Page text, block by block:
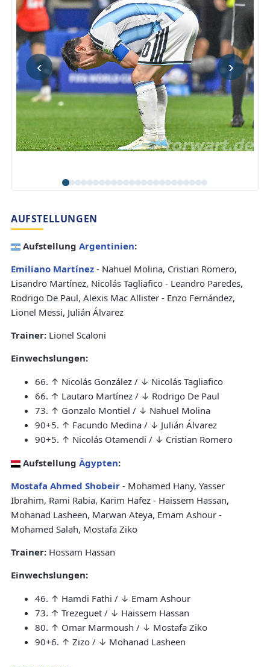
‹ ›
AUFSTELLUNGEN
Aufstellung Argentinien:
Emiliano Martínez - Nahuel Molina, Cristian Romero,
Lisandro Martínez, Nicolás Tagliafico - Leandro Paredes,
Rodrigo De Paul, Alexis Mac Allister - Enzo Fernández,
Lionel Messi, Julián Álvarez
Trainer: Lionel Scaloni
Einwechslungen:
66. ↑ Nicolás González / ↓ Nicolás Tagliafico
66. ↑ Lautaro Martínez / ↓ Rodrigo De Paul
73. ↑ Gonzalo Montiel / ↓ Nahuel Molina
90+5. ↑ Facundo Medina / ↓ Julián Álvarez
90+5. ↑ Nicolás Otamendi / ↓ Cristian Romero
Aufstellung Ägypten:
Mostafa Ahmed Shobeir - Mohamed Hany, Yasser
Ibrahim, Rami Rabia, Karim Hafez - Haissem Hassan,
Mohanad Lasheen, Marwan Ateya, Emam Ashour -
Mohamed Salah, Mostafa Ziko
Trainer: Hossam Hassan
Einwechslungen:
46. ↑ Hamdi Fathi / ↓ Emam Ashour
73. ↑ Trezeguet / ↓ Haissem Hassan
80. ↑ Omar Marmoush / ↓ Mostafa Ziko
90+6. ↑ Zizo / ↓ Mohanad Lasheen